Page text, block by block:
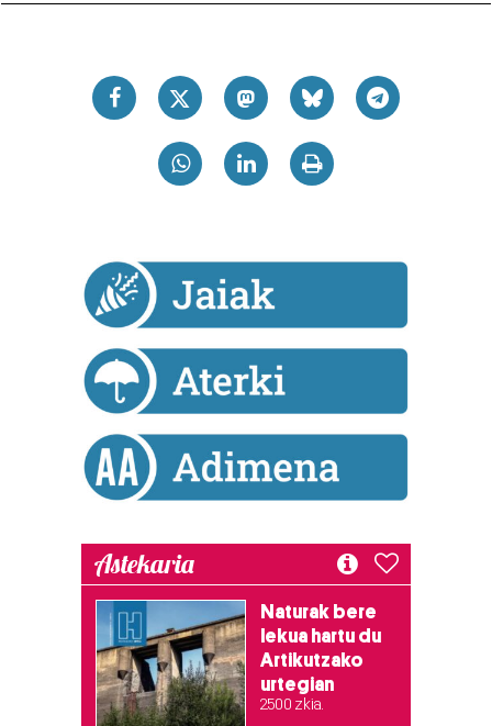
Astekaria
Naturak bere
lekua hartu du
Artikutzako
urtegian
2.500 zkia.